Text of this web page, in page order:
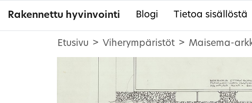
Rakennettu hyvinvointi Blogi Tietoa sisällöstä
Etusivu Viherympäristöt Maisema-